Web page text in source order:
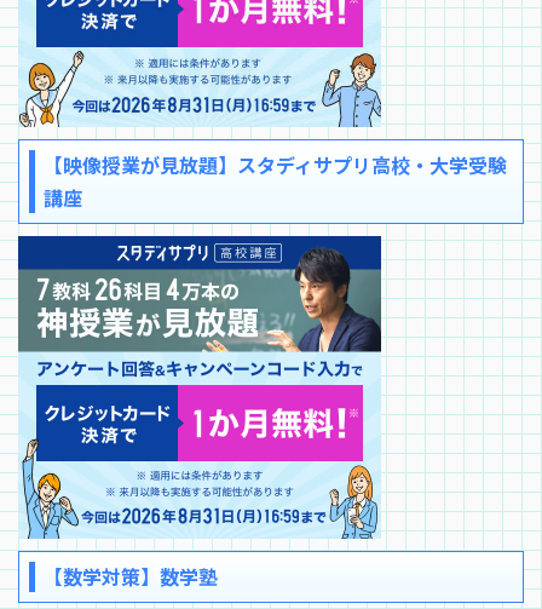
【映像授業が見放題】スタディサプリ高校・大学受験
講座
【数学対策】数学塾